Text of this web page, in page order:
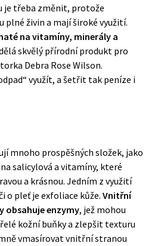
je třeba změnit, protože
plné živin a mají široké využití.
na vitamíny, minerály a
skvělý přírodní produkt pro
Debra Rose Wilson.
využít, a šetřit tak peníze i
mnoho prospěšných složek, jako
salicylová a vitamíny, které
a krásnou. Jedním z využití
o pleť je exfoliace kůže. Vnitřní
obsahuje enzymy, jež mohou
kožní buňky a zlepšit texturu
vmasírovat vnitřní stranou